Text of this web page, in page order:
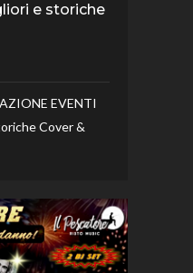
e storiche
EVENTI
Cover &